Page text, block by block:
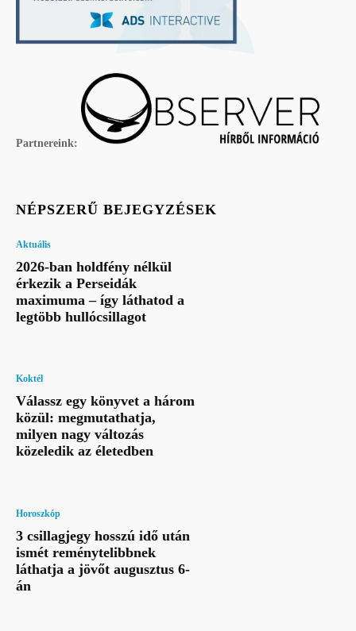
Partnereink:
NÉPSZERŰ BEJEGYZÉSEK
Aktuális
2026-ban holdfény nélkül
érkezik a Perseidák
maximuma – így láthatod a
legtöbb hullócsillagot
Koktél
Válassz egy könyvet a három
közül: megmutathatja,
milyen nagy változás
közeledik az életedben
Horoszkóp
3 csillagjegy hosszú idő után
ismét reménytelibbnek
láthatja a jövőt augusztus 6-
án